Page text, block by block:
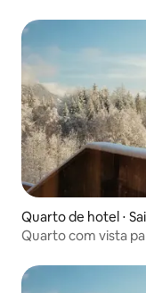
Quarto de hotel ⋅
Quarto com vista